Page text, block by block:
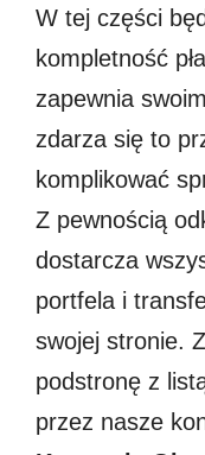
W tej części
kompletność
zapewnia
zdarza się to
komplikować
Z pewnością
dostarcza
portfela i
swojej stronie.
podstronę z
przez nasze